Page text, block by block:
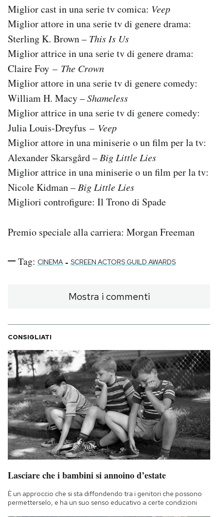
Miglior cast in una serie tv comica: Veep
Miglior attore in una serie tv di genere drama:
Sterling K. Brown – This Is Us
Miglior attrice in una serie tv di genere drama:
Claire Foy – The Crown
Miglior attore in una serie tv di genere comedy:
William H. Macy –Shameless
Miglior attrice in una serie tv di genere comedy:
Julia Louis-Dreyfus – Veep
Miglior attore in una miniserie o un film per la tv:
Alexander Skarsgård – Big Little Lies
Miglior attrice in una miniserie o un film per la tv:
Nicole Kidman – Big Little Lies
Migliori controfigure: Il Trono di Spade
Premio speciale alla carriera: Morgan Freeman
Tag: CINEMA - SCREEN ACTORS GUILD AWARDS
Mostra i commenti
CONSIGLIATI
Lasciare che i bambini si annoino d’estate
È un approccio che si sta diffondendo tra i genitori che possono
permetterselo, e ha un suo senso educativo a certe condizioni